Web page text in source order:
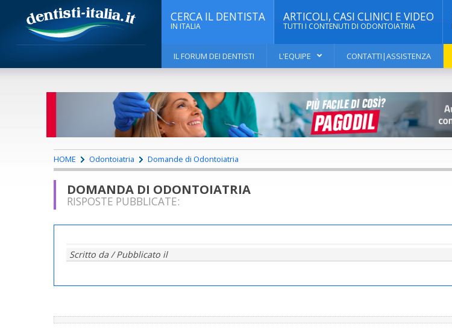
CERCA IL DENTISTA
IN ITALIA
ARTICOLI, CASI CLINICI E VIDEO
TUTTI I CONTENUTI DI ODONTOIATRIA
IL FORUM DEI DENTISTI L'EQUIPE CONTATTI|ASSISTENZA
HOME Odontoiatria Domande di Odontoiatria
DOMANDA DI ODONTOIATRIA
RISPOSTE PUBBLICATE:
Scritto da/ Pubblicato il